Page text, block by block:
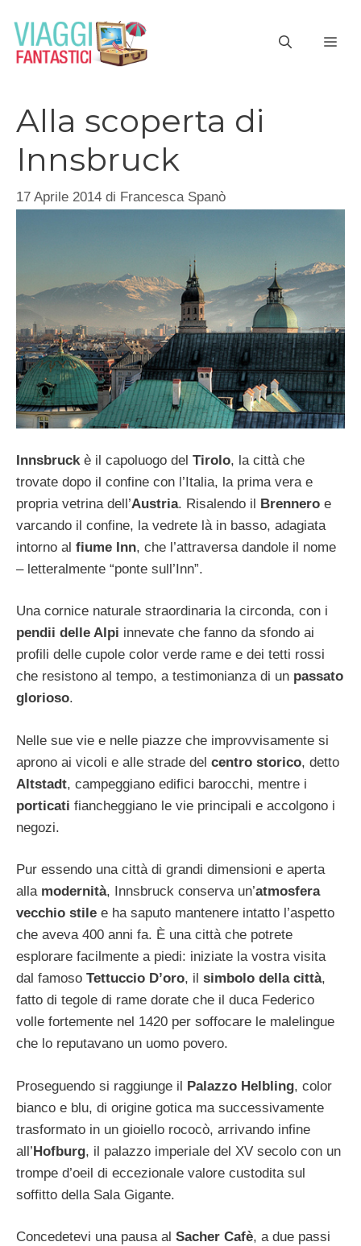
contenuto
Alla scoperta di
Innsbruck
17 Aprile 2014 di Francesca Spanò
Innsbruck è il capoluogo del Tirolo, la città che
trovate dopo il confine con l’Italia, la prima vera e
propria vetrina dell’Austria. Risalendo il Brennero e
varcando il confine, la vedrete là in basso, adagiata
intorno al fiume Inn, che l’attraversa dandole il nome
– letteralmente “ponte sull’Inn”.
Una cornice naturale straordinaria la circonda, con i
pendii delle Alpi innevate che fanno da sfondo ai
profili delle cupole color verde rame e dei tetti rossi
che resistono al tempo, a testimonianza di un passato
glorioso.
Nelle sue vie e nelle piazze che improvvisamente si
aprono ai vicoli e alle strade del centro storico, detto
Altstadt, campeggiano edifici barocchi, mentre i
porticati fiancheggiano le vie principali e accolgono i
negozi.
Pur essendo una città di grandi dimensioni e aperta
alla modernità, Innsbruck conserva un’atmosfera
vecchio stile e ha saputo mantenere intatto l’aspetto
che aveva 400 anni fa. È una città che potrete
esplorare facilmente a piedi: iniziate la vostra visita
dal famoso Tettuccio D’oro, il simbolo della città,
fatto di tegole di rame dorate che il duca Federico
volle fortemente nel 1420 per soffocare le malelingue
che lo reputavano un uomo povero.
Proseguendo si raggiunge il Palazzo Helbling, color
bianco e blu, di origine gotica ma successivamente
trasformato in un gioiello rococò, arrivando infine
all’Hofburg, il palazzo imperiale del XV secolo con un
trompe d’oeil di eccezionale valore custodita sul
soffitto della Sala Gigante.
Concedetevi una pausa al Sacher Cafè, a due passi